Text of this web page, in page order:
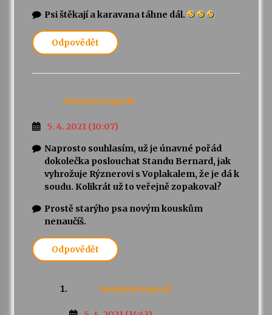
Psi štěkají a karavana táhne dál.
Odpovědět
Anonym napsal:
5. 4. 2021 (10:07)
Naprosto souhlasím, už je únavné pořád
dokolečka poslouchat Standu Bernard, jak
vyhrožuje Rýznerovi s Voplakalem, že je dá k
soudu. Kolikrát už to veřejně zopakoval?
Prostě starýho psa novým kouskům
nenaučíš.
Odpovědět
Anonym napsal: